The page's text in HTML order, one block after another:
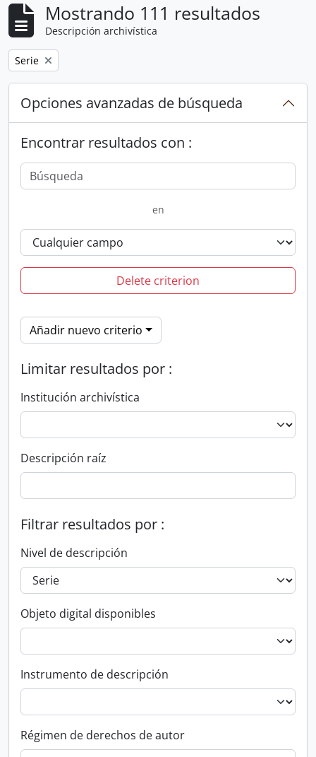
Mostrando 111 resultados
Descripción archivística
Remove filter:
Serie
Opciones avanzadas de búsqueda
Encontrar resultados con :
en
Delete criterion
Añadir nuevo criterio
Limitar resultados por :
Institución archivística
Descripción raíz
Filtrar resultados por :
Nivel de descripción
Objeto digital disponibles
Instrumento de descripción
Régimen de derechos de autor